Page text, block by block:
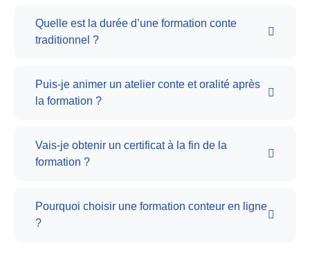
Quelle est la durée d’une formation conte
traditionnel ?
Puis-je animer un atelier conte et oralité après
la formation ?
Vais-je obtenir un certificat à la fin de la
formation ?
Pourquoi choisir une formation conteur en ligne
?